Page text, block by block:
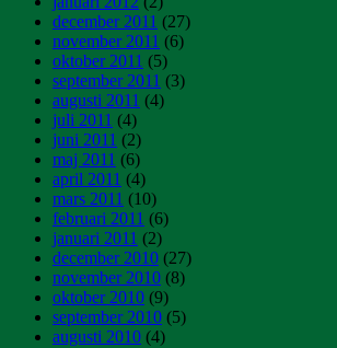
december 2011 (27)
november 2011 (6)
oktober 2011 (5)
september 2011 (3)
augusti 2011 (4)
juli 2011 (4)
juni 2011 (2)
maj 2011 (6)
april 2011 (4)
mars 2011 (10)
februari 2011 (6)
januari 2011 (2)
december 2010 (27)
november 2010 (8)
oktober 2010 (9)
september 2010 (5)
augusti 2010 (4)